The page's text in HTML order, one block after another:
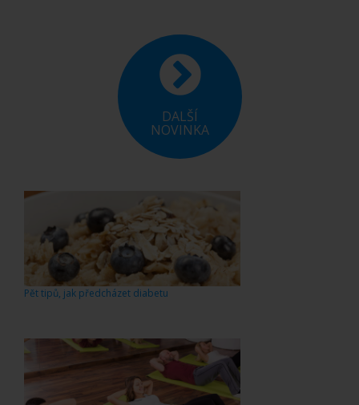
DALŠÍ
NOVINKA
Pět tipů, jak předcházet diabetu